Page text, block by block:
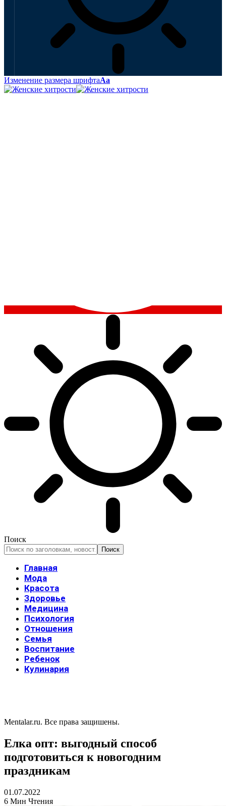
Изменение размера шрифтаАа
Поиск
Главная
Мода
Красота
Здоровье
Медицина
Психология
Отношения
Семья
Воспитание
Ребенок
Кулинария
Mentalar.ru. Все права защишены.
Елка опт: выгодный способ
подготовиться к новогодним
праздникам
01.07.2022
6 Мин Чтения